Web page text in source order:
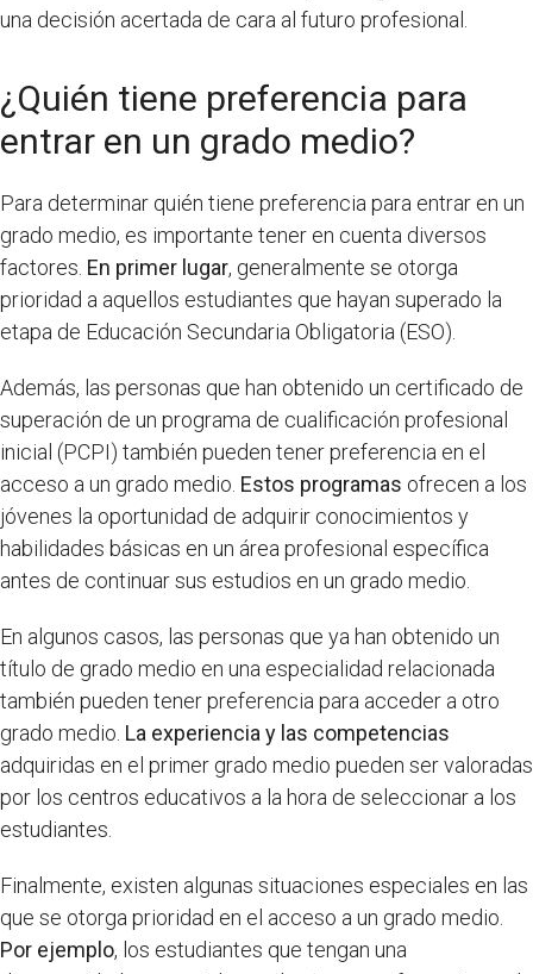
una decisión acertada de cara al futuro profesional.
¿Quién tiene preferencia para
entrar en un grado medio?
Para determinar quién tiene preferencia para entrar en un
grado medio, es importante tener en cuenta diversos
factores. En primer lugar, generalmente se otorga
prioridad a aquellos estudiantes que hayan superado la
etapa de Educación Secundaria Obligatoria (ESO).
Además, las personas que han obtenido un certificado de
superación de un programa de cualificación profesional
inicial (PCPI) también pueden tener preferencia en el
acceso a un grado medio. Estos programas ofrecen a los
jóvenes la oportunidad de adquirir conocimientos y
habilidades básicas en un área profesional específica
antes de continuar sus estudios en un grado medio.
En algunos casos, las personas que ya han obtenido un
título de grado medio en una especialidad relacionada
también pueden tener preferencia para acceder a otro
grado medio. La experiencia y las competencias
adquiridas en el primer grado medio pueden ser valoradas
por los centros educativos a la hora de seleccionar a los
estudiantes.
Finalmente, existen algunas situaciones especiales en las
que se otorga prioridad en el acceso a un grado medio.
Por ejemplo, los estudiantes que tengan una